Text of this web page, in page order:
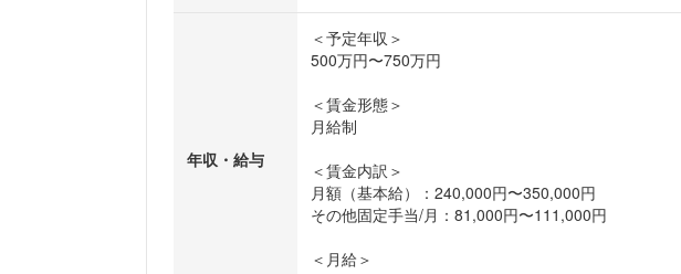
年収・給与
＜予定年収＞
500万円〜750万円
＜賃金形態＞
月給制
＜賃金内訳＞
月額（基本給）：240,000円〜350,000円
その他固定手当/月：81,000円〜111,000円
＜月給＞